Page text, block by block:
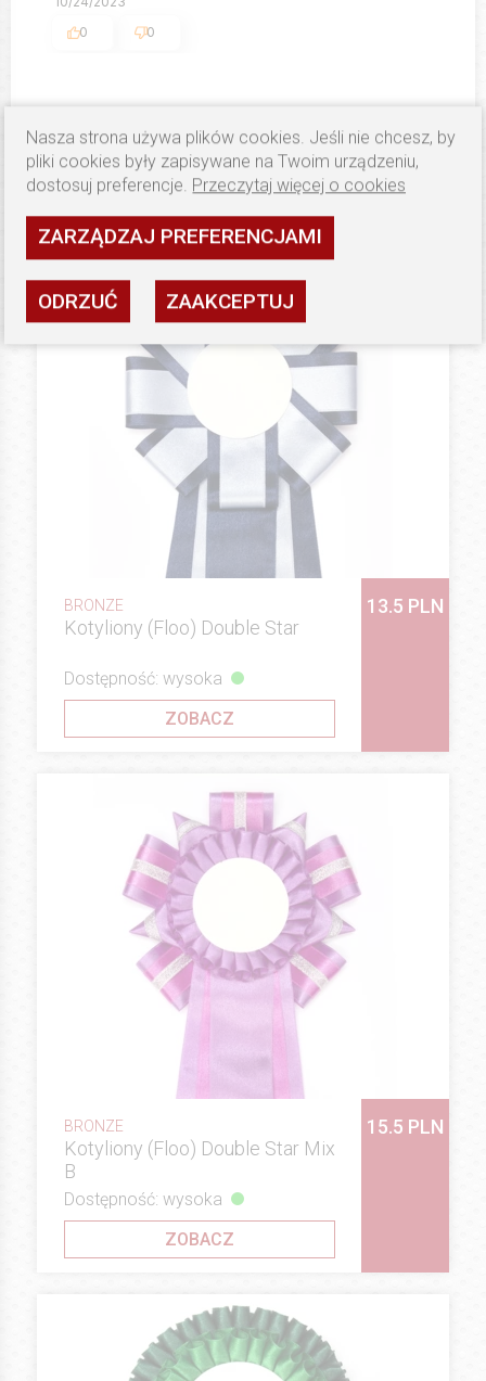
0
0
BRONZE
Kotyliony (Floo) Double Star
13.5 PLN
Dostępność: wysoka
ZOBACZ
BRONZE
Kotyliony (Floo) Double Star Mix
B
15.5 PLN
Dostępność: wysoka
ZOBACZ
Nasza strona używa plików cookies. Jeśli nie chcesz, by
pliki cookies były zapisywane na Twoim urządzeniu,
dostosuj preferencje. Przeczytaj więcej o cookies
ZARZĄDZAJ PREFERENCJAMI
ODRZUĆ ZAAKCEPTUJ